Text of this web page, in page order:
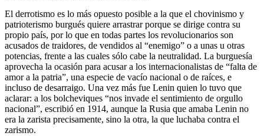
El derrotismo es lo más opuesto posible a la que el chovinismo y
patrioterismo burgués quiere arrastrar porque se dirige contra su
propio país, por lo que en todas partes los revolucionarios son
acusados de traidores, de vendidos al “enemigo” o a unas u otras
potencias, frente a las cuales sólo cabe la neutralidad. La burguesía
aprovecha la ocasión para acusar a los internacionalistas de “falta de
amor a la patria”, una especie de vacío nacional o de raíces, e
incluso de desarraigo. Una vez más fue Lenin quien lo tuvo que
aclarar: a los bolcheviques “nos invade el sentimiento de orgullo
nacional”, escribió en 1914, aunque la Rusia que amaba Lenin no
era la zarista precisamente, sino la otra, la que luchaba contra el
zarismo.